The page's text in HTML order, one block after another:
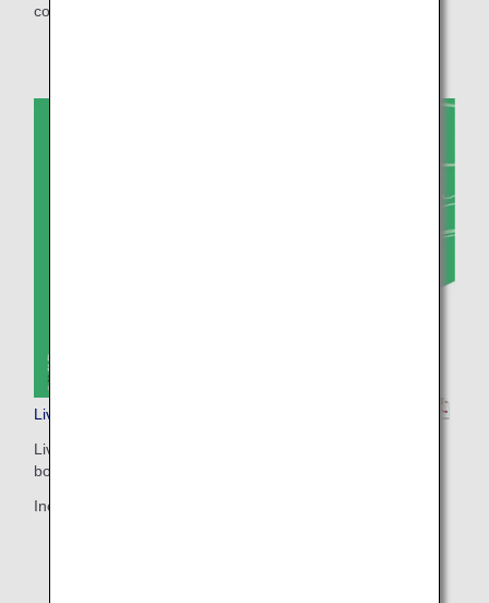
compréhension des informations.
Livret Sorapass (pour les adultes)
Livret pour impression (recto verso / format A4 avec reliure
bord court)
Inclut des informations plus détaillées.